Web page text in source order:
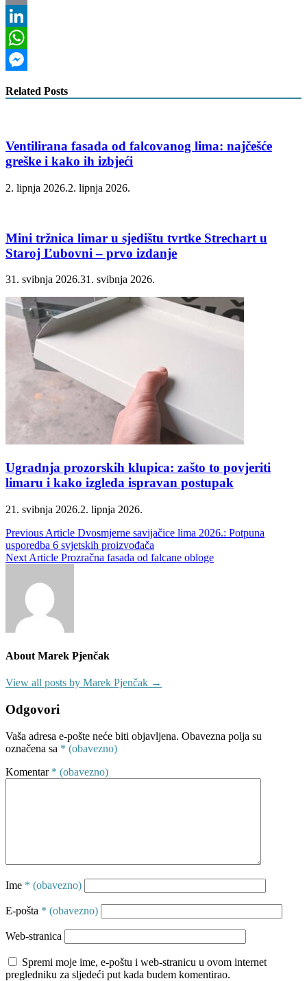
Email
LinkedIn
WhatsApp
Related Posts
Ventilirana fasada od falcovanog lima: najčešće
greške i kako ih izbjeći
2. lipnja 2026.2. lipnja 2026.
Mini tržnica limar u sjedištu tvrtke Strechart u
Staroj Ľubovni – prvo izdanje
31. svibnja 2026.31. svibnja 2026.
Ugradnja prozorskih klupica: zašto to povjeriti
limaru i kako izgleda ispravan postupak
21. svibnja 2026.2. lipnja 2026.
Navigacija
objava
Previous Article Dvosmjerne savijačice lima 2026.: Potpuna
usporedba 6 svjetskih proizvođača
Next Article Prozračna fasada od falcane obloge
About Marek Pjenčak
View all posts by Marek Pjenčak →
Odgovori
Vaša adresa e-pošte neće biti objavljena. Obavezna polja su
označena sa * (obavezno)
Komentar * (obavezno)
Ime * (obavezno)
E-pošta * (obavezno)
Web-stranica
Spremi moje ime, e-poštu i web-stranicu u ovom internet
pregledniku za sljedeći put kada budem komentirao.